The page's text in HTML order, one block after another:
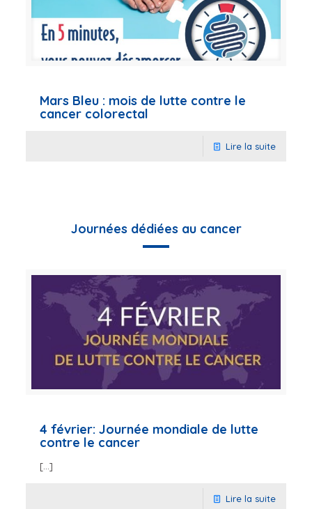
Mars Bleu : mois de lutte contre le
cancer colorectal
Lire la suite
Journées dédiées au cancer
4 février: Journée mondiale de lutte
contre le cancer
[…]
Lire la suite